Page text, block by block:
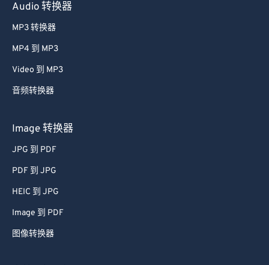
Audio 转换器
MP3 转换器
MP4 到 MP3
Video 到 MP3
音频转换器
Image 转换器
JPG 到 PDF
PDF 到 JPG
HEIC 到 JPG
Image 到 PDF
图像转换器